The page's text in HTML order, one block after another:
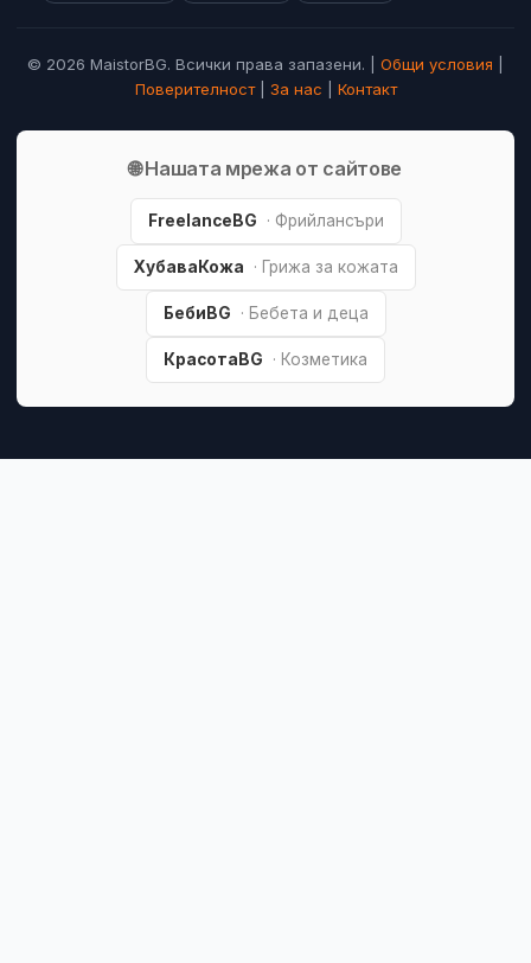
© 2026 MaistorBG. Всички права запазени. | Общи условия
Поверителност| За нас Контакт
🌐 Нашата мрежа от сайтове
FreelanceBG · Фрийлансъри
ХубаваКожа · Грижа за кожата
БебиBG · Бебета и деца
КрасотаBG · Козметика